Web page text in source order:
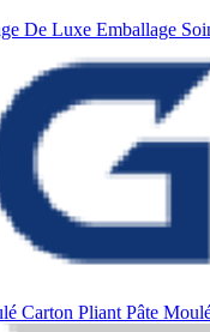
De Luxe Emballage
Carton Pliant Pâte